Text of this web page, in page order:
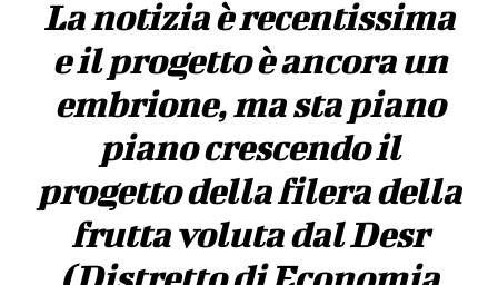
La notizia è recentissima
e il progetto è ancora un
embrione, ma sta piano
piano crescendo il
progetto della filera della
frutta voluta dal Desr
(Distretto di Economia